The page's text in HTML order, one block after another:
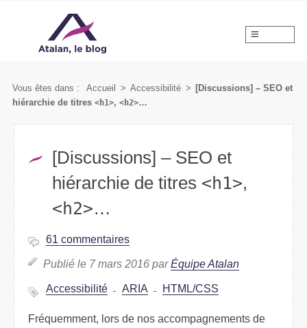
Vous êtes dans : Accueil > Accessibilité > [Discussions] – SEO et
hiérarchie de titres <h1>, <h2>…
[Discussions] – SEO et
hiérarchie de titres <h1>,
<h2>…
61 commentaires
Publié le 7 mars 2016 parÉquipe Atalan
Accessibilité ARIA HTML/CSS
Fréquemment, lors de nos accompagnements de